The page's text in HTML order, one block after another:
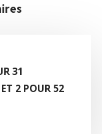
31
2 POUR 52